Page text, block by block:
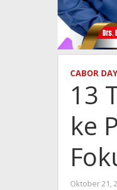
CABOR
13
ke
Oktober 21,